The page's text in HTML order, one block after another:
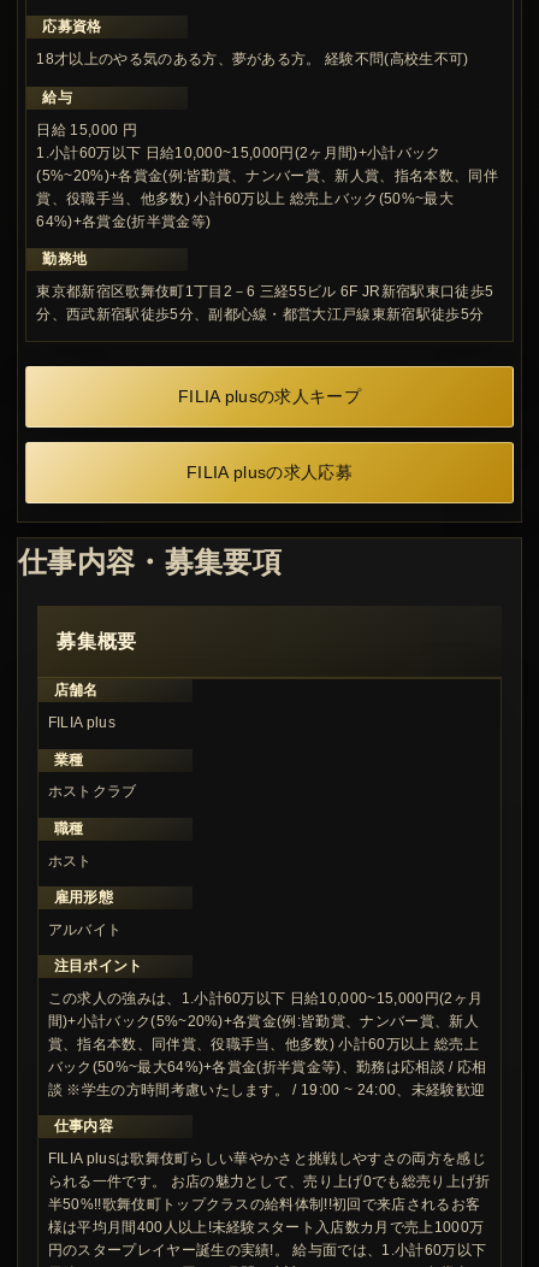
応募資格
18才以上のやる気のある方、夢がある方。 経験不問(高校生不可)
給与
日給 15,000 円
1.小計60万以下 日給10,000~15,000円(2ヶ月間)+小計バック
(5%~20%)+各賞金(例:皆勤賞、ナンバー賞、新人賞、指名本数、同伴
賞、役職手当、他多数) 小計60万以上 総売上バック(50%~最大
64%)+各賞金(折半賞金等)
勤務地
東京都新宿区歌舞伎町1丁目2－6 三経55ビル 6F JR新宿駅東口徒歩5
分、西武新宿駅徒歩5分、副都心線・都営大江戸線東新宿駅徒歩5分
FILIA plusの求人キープ
FILIA plusの求人応募
仕事内容・募集要項
募集概要
店舗名
FILIA plus
業種
ホストクラブ
職種
ホスト
雇用形態
アルバイト
注目ポイント
この求人の強みは、1.小計60万以下 日給10,000~15,000円(2ヶ月
間)+小計バック(5%~20%)+各賞金(例:皆勤賞、ナンバー賞、新人
賞、指名本数、同伴賞、役職手当、他多数) 小計60万以上 総売上
バック(50%~最大64%)+各賞金(折半賞金等)、勤務は応相談 / 応相
談 ※学生の方時間考慮いたします。 / 19:00 ~ 24:00、未経験歓迎
仕事内容
FILIA plusは歌舞伎町らしい華やかさと挑戦しやすさの両方を感じ
られる一件です。 お店の魅力として、売り上げ0でも総売り上げ折
半50%!!歌舞伎町トップクラスの給料体制!!初回で来店されるお客
様は平均月間400人以上!未経験スタート入店数カ月で売上1000万
円のスタープレイヤー誕生の実績!。 給与面では、1.小計60万以下